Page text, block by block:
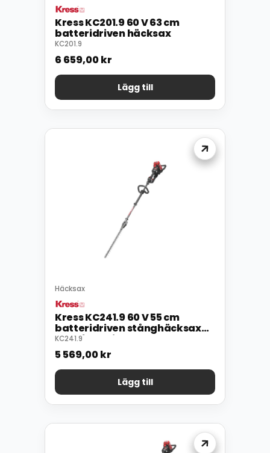
Kress KC201.9 60 V 63 cm
batteridriven häcksax
KC201.9
6 659,00kr
Lägg till
Häcksax
Kress KC241.9 60 V 55 cm
batteridriven stånghäcksax
med fast klipphuvud
KC241.9
5 569,00kr
Lägg till